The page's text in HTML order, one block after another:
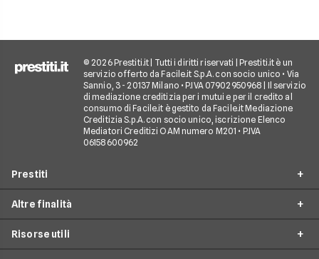
© 2026 Prestiti.it | Tutti i diritti riservati | Prestiti.it è un
servizio offerto da Facile.it S.p.A. con socio unico • Via
Sannio, 3 - 20137 Milano • P.IVA 07902950968 | Il servizio
di mediazione creditizia per i mutui e per il credito al
consumo di Facile.it è gestito da Facile.it Mediazione
Creditizia S.p.A. con socio unico, iscrizione Elenco
Mediatori Creditizi OAM numero M201 • P.IVA
06158600962
Prestiti
Prestito consolidamento debiti
Altre finalità
Risorse utili